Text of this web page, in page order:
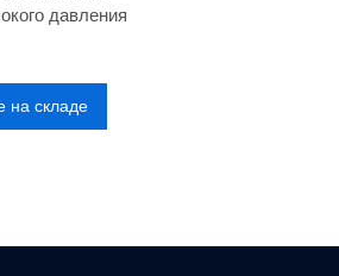
давления
на складе